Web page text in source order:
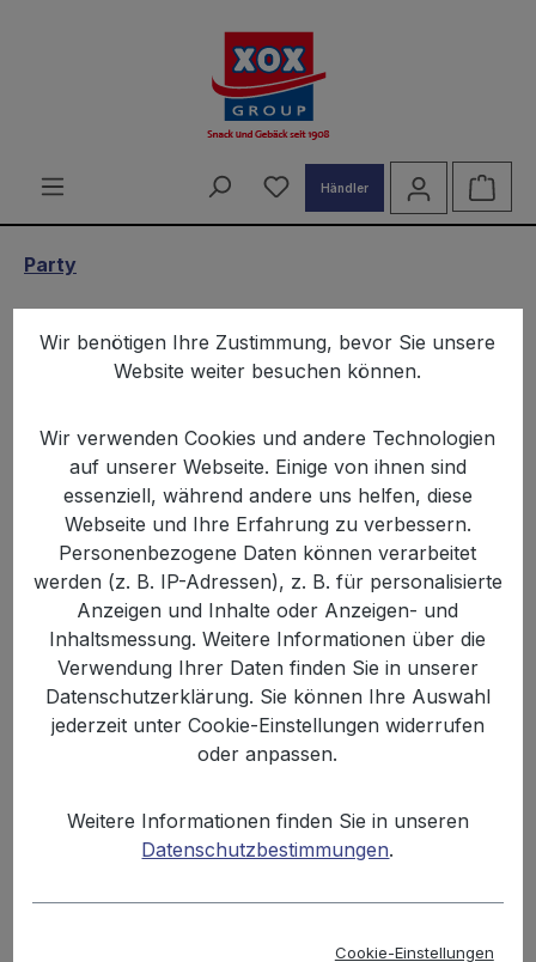
Du hast 0 Produkte auf
Händler
Party
XOX Party Tacos Cheese 500g
Bildergalerie überspringen
39,99 € 41,88 € (4.51% gespart)
Wir benötigen Ihre Zustimmung, bevor Sie unsere
Website weiter besuchen können.
Wir verwenden Cookies und andere Technologien
auf unserer Webseite. Einige von ihnen sind
essenziell, während andere uns helfen, diese
Webseite und Ihre Erfahrung zu verbessern.
Personenbezogene Daten können verarbeitet
werden (z. B. IP-Adressen), z. B. für personalisierte
Anzeigen und Inhalte oder Anzeigen- und
Inhaltsmessung. Weitere Informationen über die
Verwendung Ihrer Daten finden Sie in unserer
Datenschutzerklärung. Sie können Ihre Auswahl
jederzeit unter Cookie-Einstellungen widerrufen
oder anpassen.
Weitere Informationen finden Sie in unseren
Datenschutzbestimmungen.
Cookie-Einstellungen